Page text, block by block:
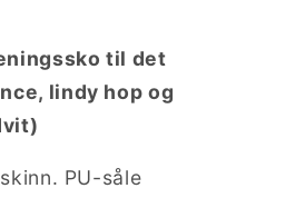
til det
lindy hop og
PU-såle